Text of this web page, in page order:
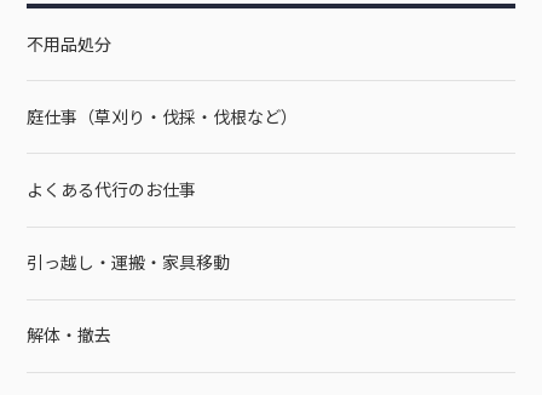
不用品処分
庭仕事（草刈り・伐採・伐根など）
よくある代行のお仕事
引っ越し・運搬・家具移動
解体・撤去